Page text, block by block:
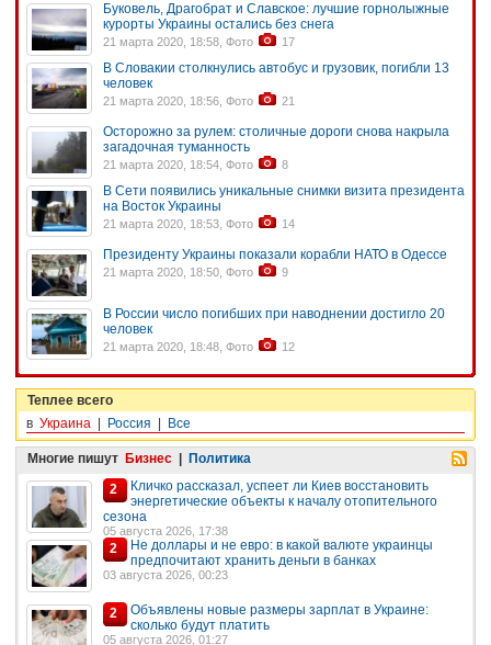
Буковель, Драгобрат и Славское: лучшие горнолыжные
курорты Украины остались без снега
21 марта 2020, 18:58, Фото 17
В Словакии столкнулись автобус и грузовик, погибли 13
человек
21 марта 2020, 18:56, Фото 21
Осторожно за рулем: столичные дороги снова накрыла
загадочная туманность
21 марта 2020, 18:54, Фото 8
В Сети появились уникальные снимки визита президента
на Восток Украины
21 марта 2020, 18:53, Фото 14
Президенту Украины показали корабли НАТО в Одессе
21 марта 2020, 18:50, Фото 9
В России число погибших при наводнении достигло 20
человек
21 марта 2020, 18:48, Фото 12
Теплее всего
в Украина Россия Все
Многие пишут Бизнес
Политика
2
Кличко рассказал, успеет ли Киев восстановить
энергетические объекты к началу отопительного
сезона
05 августа 2026, 17:38
2
Не доллары и не евро: в какой валюте украинцы
предпочитают хранить деньги в банках
03 августа 2026, 00:23
2
Объявлены новые размеры зарплат в Украине:
сколько будут платить
05 августа 2026, 01:27